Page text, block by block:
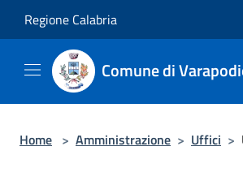
Regione Calabria
Comune di
Home > Amministrazione > Uffici >